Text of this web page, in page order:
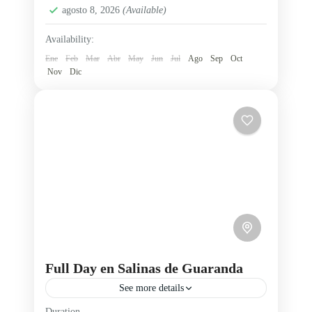
mirador La Caída del Sol.
agosto 8, 2026 (Available)
Availability:
Ene Feb Mar Abr May Jun Jul Ago Sep
Oct
Nov
Dic
Full Day en Salinas de Guaranda
See more details